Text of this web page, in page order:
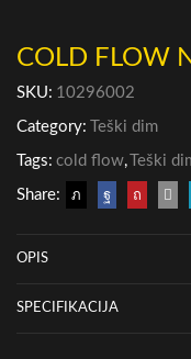
COLD FLOW
SKU: 10296002
Category: Teški dim
Tags: cold flow, Teški
Share:
OPIS
SPECIFIKACIJA